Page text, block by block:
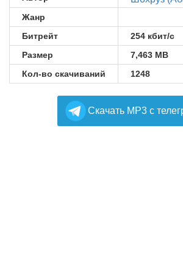
Жанр
Битрейт
254 кбит/с
Размер
7,463 MB
Кол-во скачиваний
1248
Cкачать MP3 с